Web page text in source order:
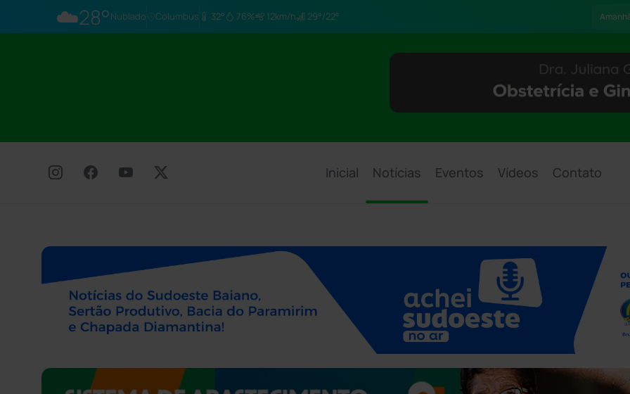
☁️28°Nublado Columbus 32° 76% 12km/h 29°/22°
Inicial Notícias Eventos Vídeos Contato